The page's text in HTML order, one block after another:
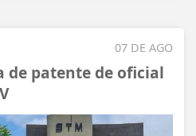
07 DE AGO
de patente de oficial